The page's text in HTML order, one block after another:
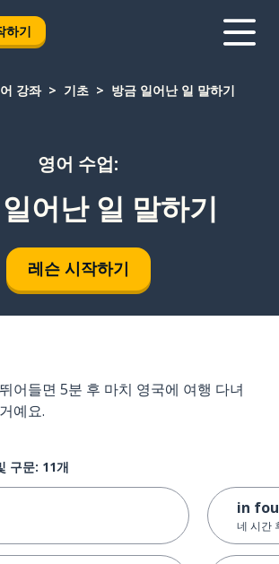
하기
강좌 기초 방금 일어난 일 말하기
영어 수업:
어난 일 말하기
레슨 시작하기
어들면 5분 후 마치 영국에 여행 다녀
예요.
구문: 11개
in
네 시간